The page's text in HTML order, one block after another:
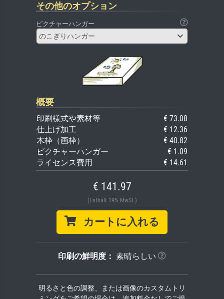
その他のオプション
ピクチャーハンガー
のこぎりハンガー
概要
印刷様式や素材等
€ 73.08
仕上げ加工
€ 12.36
木枠（画枠）
€ 40.82
ピクチャーハンガー
€ 1.09
ライセンス費用
€ 14.61
€ 141.97
(Enthält 19% MwSt.)
カートに入れる
印刷の鮮明度： 素晴らしい
明るさと色の調整、または画像のカスタムトリ